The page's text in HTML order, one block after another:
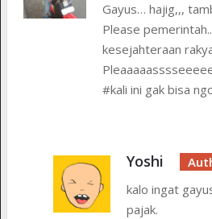
Gayus… hajig,,,
Please
kesejahteraan
#kali ini gak bisa
Yoshi
kalo ingat
pajak.